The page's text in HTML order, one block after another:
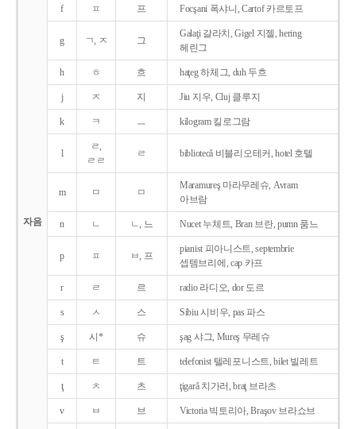
자음
f ㅍ 프 Focşani 폭샤니, Cartof 카르토프
g ㄱ, ㅈ 그
Galaţi 갈라치, Gigel 지젤, hering
헤린그
h ㅎ 흐 haţeg 하체그, duh 두흐
j ㅈ 지 Jiu 지우, Cluj 클루지
k ㅋ ㅡ kilogram 킬로그람
l
ㄹ,
ㄹㄹ
ㄹ bibliotecǎ 비블리오테커, hotel 호텔
m ㅁ ㅁ
Maramureş 마라무레슈, Avram
아브람
n ㄴ ㄴ, 느 Nucet 누체트, Bran 브란, pumn 품느
p ㅍ ㅂ, 프
pianist 피아니스트, septembrie
셉템브리에, cap 카프
r ㄹ 르 radio 라디오, dor 도르
s ㅅ 스 Sibiu 시비우, pas 파스
ş 시* 슈 şag 샤그, Mureş 무레슈
t ㅌ 트 telefonist 텔레포니스트, bilet 빌레트
ţ ㅊ 츠 ţigarǎ 치가러, braţ 브라츠
v ㅂ 브 Victoria 빅토리아, Braşov 브라쇼브